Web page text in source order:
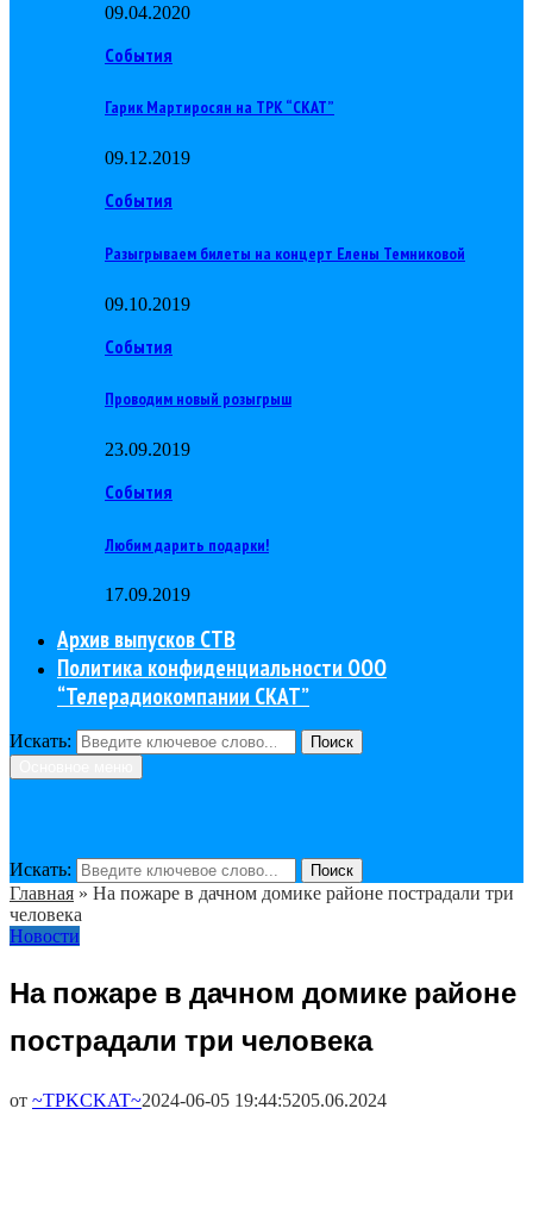
09.04.2020
События
Гарик Мартиросян на ТРК “СКАТ”
09.12.2019
События
Разыгрываем билеты на концерт Елены Темниковой
09.10.2019
События
Проводим новый розыгрыш
23.09.2019
События
Любим дарить подарки!
17.09.2019
Архив выпусков СТВ
Политика конфиденциальности ООО
“Телерадиокомпании СКАТ”
Искать:
Поиск
Искать: Поиск
Главная » На пожаре в дачном домике районе пострадали три
человека
Новости
На пожаре в дачном домике районе
пострадали три человека
от ~TPKCKAT~2024-06-05 19:44:5205.06.2024